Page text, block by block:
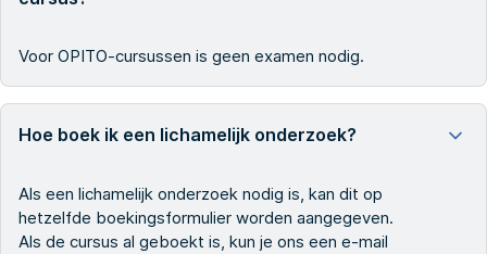
Voor OPITO-cursussen is geen examen nodig.
Hoe boek ik een lichamelijk onderzoek?
Als een lichamelijk onderzoek nodig is, kan dit op
hetzelfde boekingsformulier worden aangegeven.
Als de cursus al geboekt is, kun je ons een e-mail